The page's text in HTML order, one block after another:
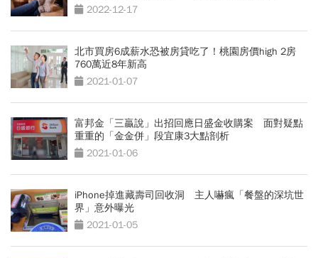
2022-12-17
北市買房6成薪水恐被房貸吃了！桃園房價high 2房
760萬近8年新高
2021-01-07
富邦金「三贏說」出招回應日盛金收購案 面對疑點
重重的「金金併」段宜康3大點剖析
2021-01-06
iPhone掉進藏壽司回收洞 主人嚇瘋「餐盤的深坑世
界」意外曝光
2021-01-05